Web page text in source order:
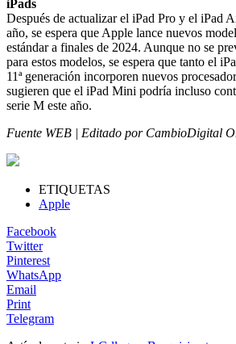
iPads
Después de actualizar el iPad Pro y el iPad
año, se espera que Apple lance nuevos
estándar a finales de 2024. Aunque no se
para estos modelos, se espera que tanto el
11ª generación incorporen nuevos
sugieren que el iPad Mini podría incluso
serie M este año.
Fuente WEB | Editado por CambioDigital
ETIQUETAS
Apple
Facebook
Twitter
Pinterest
WhatsApp
Email
Print
Telegram